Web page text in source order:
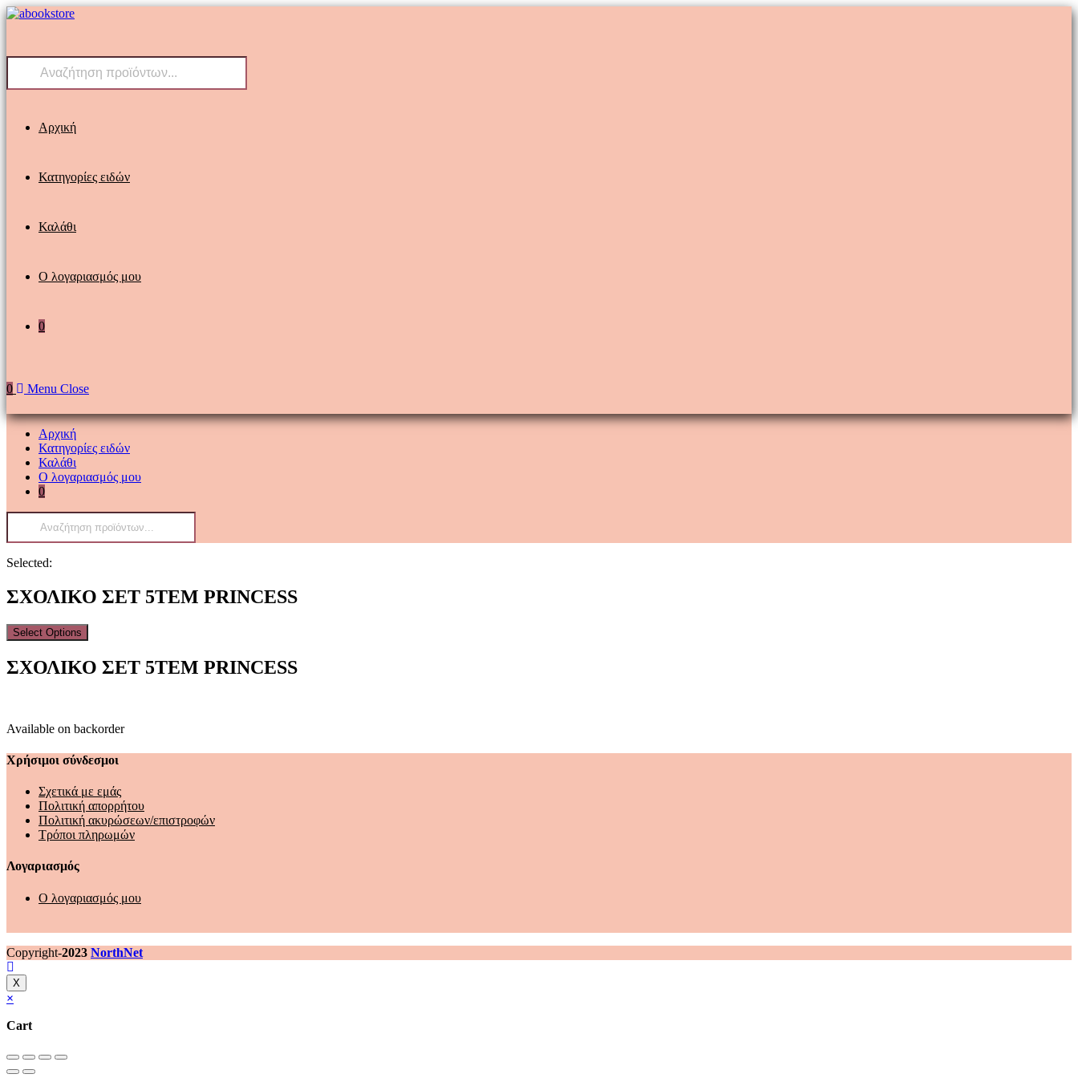
Skip
Products
Αρχική
Κατηγορίες ειδών
Καλάθι
Ο λογαριασμός μου
0
0 Menu Close
Αρχική
Κατηγορίες ειδών
Καλάθι
Ο λογαριασμός μου
0
Products
Selected:
ΣΧΟΛΙΚΟ ΣΕΤ 5ΤΕΜ PRINCESS
Select Options
ΣΧΟΛΙΚΟ ΣΕΤ 5ΤΕΜ PRINCESS
Available on backorder
Χρήσιμοι σύνδεσμοι
Σχετικά με εμάς
Πολιτική απορρήτου
Πολιτική ακυρώσεων/επιστροφών
Τρόποι πληρωμών
Λογαριασμός
Ο λογαριασμός μου
Copyright-2023 NorthNet
X
×
Cart